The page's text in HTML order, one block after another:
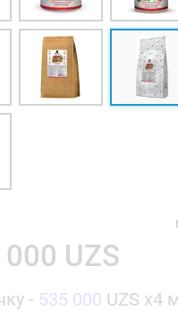
UZS
- 535 000 UZS x4